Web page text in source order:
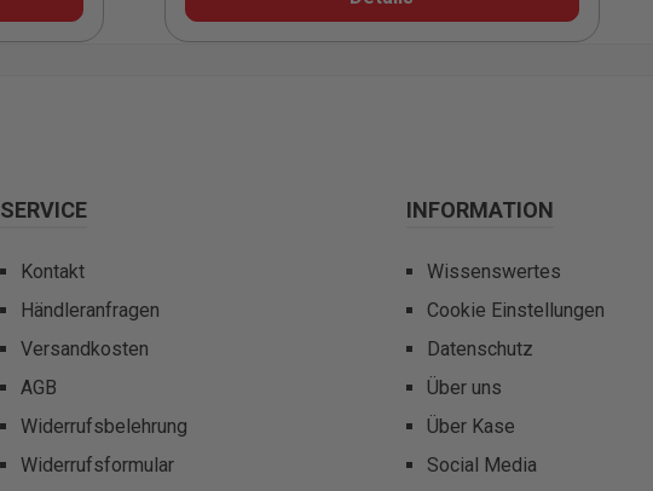
SERVICE
Kontakt
Händleranfragen
Versandkosten
AGB
Widerrufsbelehrung
Widerrufsformular
INFORMATION
Wissenswertes
Cookie Einstellungen
Datenschutz
Über uns
Über Kase
Social Media